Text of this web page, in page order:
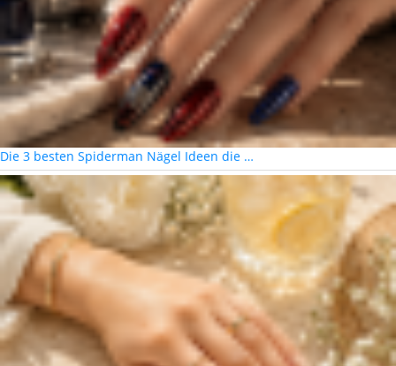
Die 3 besten Spiderman Nägel Ideen die …